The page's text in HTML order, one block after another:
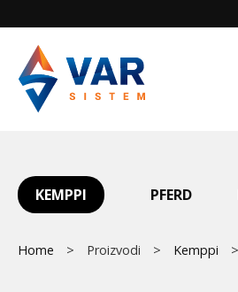
to
main
content
Main
KEMPPI PFERD
Breadcrumb
Home Proizvodi Kemppi